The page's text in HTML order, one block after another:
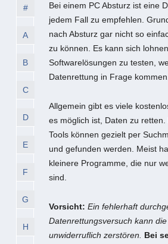
#
A
B
C
D
E
F
G
H
Bei einem PC Absturz ist eine
jedem Fall zu empfehlen.
nach Absturz gar nicht so
zu können. Es kann sich
Softwarelösungen zu testen,
Datenrettung in Frage kommen.
Allgemein gibt es viele
es möglich ist, Daten zu retten.
Tools können gezielt per
und gefunden werden. Meist
kleinere Programme, die nur
sind.
Vorsicht: Ein fehlerhaft
Datenrettungsversuch kann
unwiderruflich zerstören.
Bei